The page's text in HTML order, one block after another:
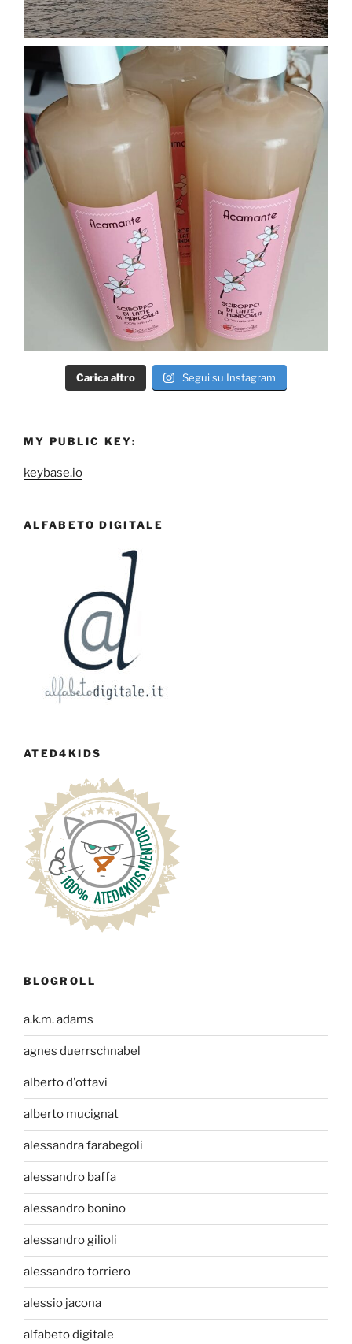
Carica altro Segui su Instagram
MY PUBLIC KEY:
keybase.io
ALFABETO DIGITALE
ATED4KIDS
BLOGROLL
a.k.m. adams
agnes duerrschnabel
alberto d'ottavi
alberto mucignat
alessandra farabegoli
alessandro baffa
alessandro bonino
alessandro gilioli
alessandro torriero
alessio jacona
alfabeto digitale